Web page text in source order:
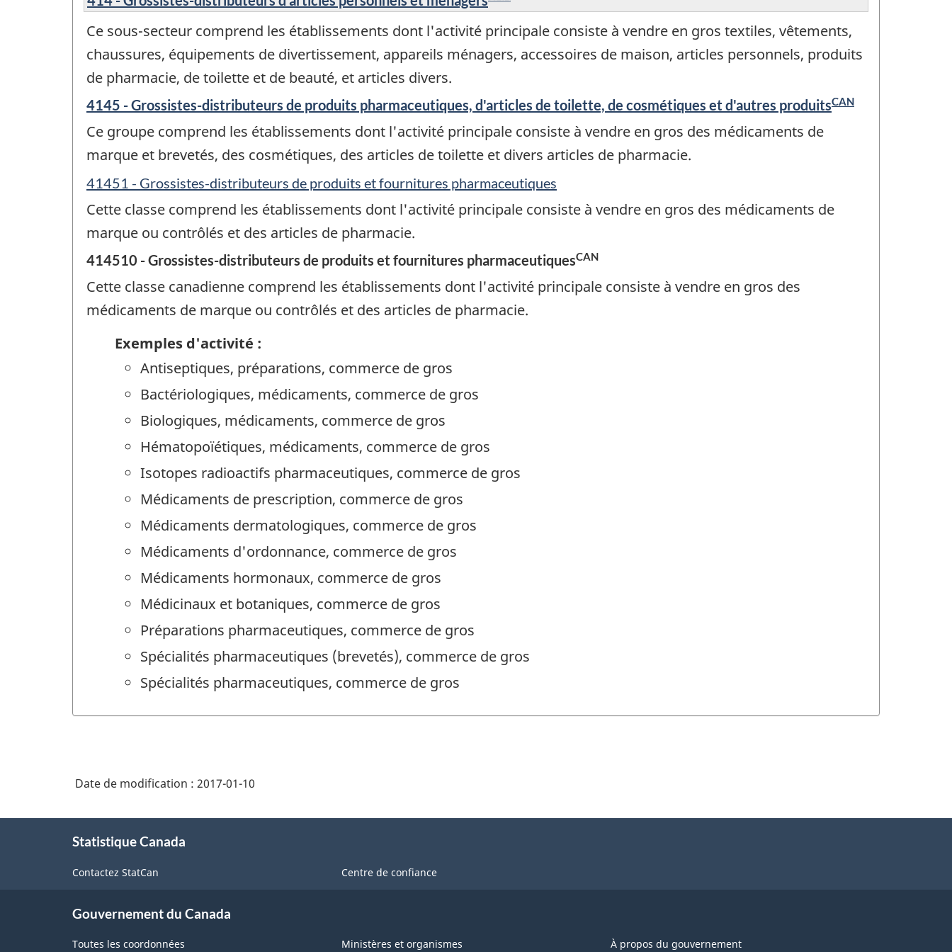
Ce sous-secteur comprend les établissements dont l'activité principale consiste à vendre en gros textiles, vêtements,
chaussures, équipements de divertissement, appareils ménagers, accessoires de maison, articles personnels, produits
de pharmacie, de toilette et de beauté, et articles divers.
4145 - Grossistes-distributeurs de produits pharmaceutiques, d'articles de toilette, de cosmétiques et d'autres produitsCAN
Ce groupe comprend les établissements dont l'activité principale consiste à vendre en gros des médicaments de
marque et brevetés, des cosmétiques, des articles de toilette et divers articles de pharmacie.
41451 - Grossistes-distributeurs de produits et fournitures pharmaceutiques
Cette classe comprend les établissements dont l'activité principale consiste à vendre en gros des médicaments de
marque ou contrôlés et des articles de pharmacie.
414510 - Grossistes-distributeurs de produits et fournitures pharmaceutiquesCAN
Cette classe canadienne comprend les établissements dont l'activité principale consiste à vendre en gros des
médicaments de marque ou contrôlés et des articles de pharmacie.
Exemples d'activité :
Antiseptiques, préparations, commerce de gros
Bactériologiques, médicaments, commerce de gros
Biologiques, médicaments, commerce de gros
Hématopoïétiques, médicaments, commerce de gros
Isotopes radioactifs pharmaceutiques, commerce de gros
Médicaments de prescription, commerce de gros
Médicaments dermatologiques, commerce de gros
Médicaments d'ordonnance, commerce de gros
Médicaments hormonaux, commerce de gros
Médicinaux et botaniques, commerce de gros
Préparations pharmaceutiques, commerce de gros
Spécialités pharmaceutiques (brevetés), commerce de gros
Spécialités pharmaceutiques, commerce de gros
Date de modification : 2017-01-10
Statistique Canada
Contactez StatCan Centre de confiance
Gouvernement du Canada
Toutes les coordonnées Ministères et organismes À propos du gouvernement